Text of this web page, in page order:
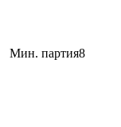
Мин. партия8